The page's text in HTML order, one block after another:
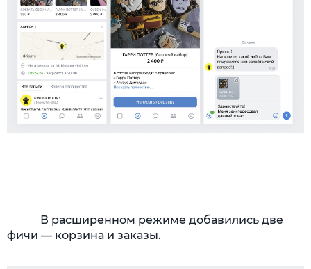
В расширенном режиме добавились две
фичи — корзина и заказы.